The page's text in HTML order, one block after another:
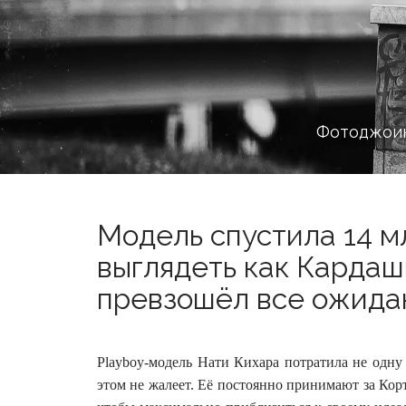
Модель спустила 14
выглядеть как
превзошёл все
Playboy-модель Нати Кихара потратила не
этом не жалеет. Её постоянно принимают за